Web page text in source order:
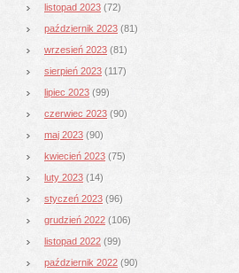
listopad 2023 (72)
październik 2023 (81)
wrzesień 2023 (81)
sierpień 2023 (117)
lipiec 2023 (99)
czerwiec 2023 (90)
maj 2023 (90)
kwiecień 2023 (75)
luty 2023 (14)
styczeń 2023 (96)
grudzień 2022 (106)
listopad 2022 (99)
październik 2022 (90)